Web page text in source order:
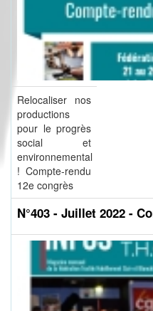
Relocaliser nos
productions
pour le progrès
social et
environnemental
! Compte-rendu
12e congrès
N°403 - Juillet 2022 -